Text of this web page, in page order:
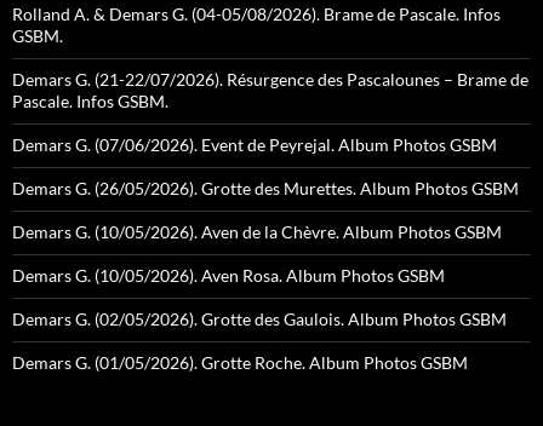
Rolland A. & Demars G. (04-05/08/2026). Brame de Pascale. Infos
GSBM.
Demars G. (21-22/07/2026). Résurgence des Pascalounes – Brame de
Pascale. Infos GSBM.
Demars G. (07/06/2026). Event de Peyrejal. Album Photos GSBM
Demars G. (26/05/2026). Grotte des Murettes. Album Photos GSBM
Demars G. (10/05/2026). Aven de la Chèvre. Album Photos GSBM
Demars G. (10/05/2026). Aven Rosa. Album Photos GSBM
Demars G. (02/05/2026). Grotte des Gaulois. Album Photos GSBM
Demars G. (01/05/2026). Grotte Roche. Album Photos GSBM